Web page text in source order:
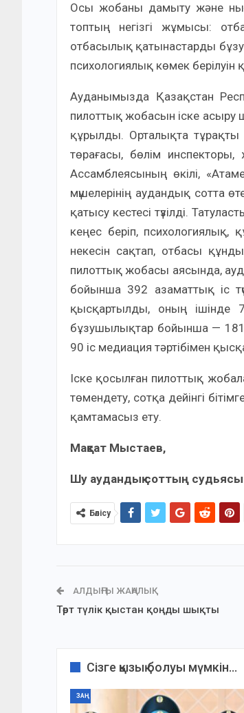
Осы жобаны дамыту және
топтың негізгі жұмысы:
отбасылық қатынастарды
психологиялық көмек берілуін
Ауданымызда Қазақстан
пилоттық жобасын іске асыру
құрылды. Орталықта тұрақты
төрағасы, бөлім инспекторы,
Ассамблеясының өкілі,
мүшелерінің аудандық сотта
қатысу кестесі түзілді.
кеңес беріп,
некесін сақтап, отбасы
пилоттық жобасы аясында,
бойынша 392 азаматтық іс
қысқартылды, оның ішінде
бұзушылықтар бойынша — 181
90 іс медиация тәртібімен
Іске қосылған пилоттық
төмендету, сотқа дейінгі
қамтамасыз ету.
Мақсат Мыстаев,
Шу аудандық соттың
Бөлісу
АЛДЫҢҒЫ ЖАҢАЛЫҚ
Төрт түлік қыстан қоңды шықты
Сізге қызық болуы мүмкін...
ЗАҢ